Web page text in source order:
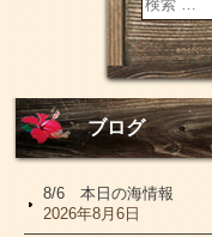
ブログ
8/6 本日の海情報
2026年8月6日